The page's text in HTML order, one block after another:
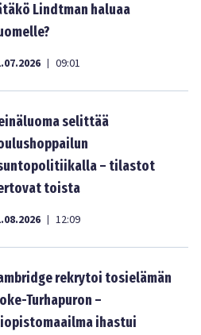
Lindtman haluaa
| 09:01
selittää
– tilastot
toista
| 12:09
rekrytoi tosielämän
Turhapuron –
ihastui